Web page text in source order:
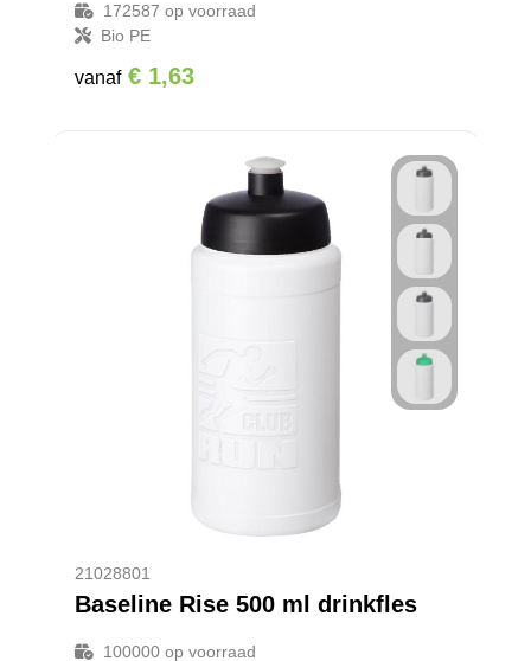
172587 op voorraad
Bio PE
vanaf € 1,63
21028801
Baseline Rise 500 ml drinkfles
100000op voorraad